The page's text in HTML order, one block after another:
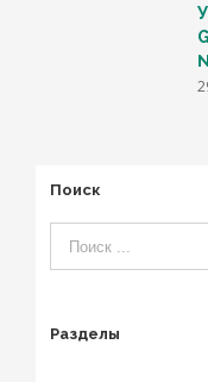
Поиск
Разделы